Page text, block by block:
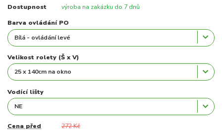
Dostupnost výroba na zakázku do 7 dnů
Barva ovládání PO
Velikost rolety (Š x V)
Vodící lišty
Cena před
272 Kč